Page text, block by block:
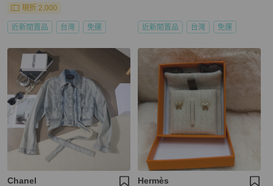
現折 2,000
近新閒置品 台灣 免運 近新閒置品 台灣 免運
Chanel Hermès